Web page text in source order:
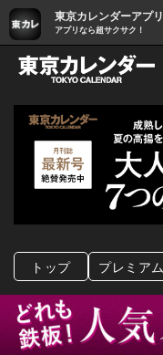
東京カレンダーアプリ
アプリなら超サクサク！
トップ プレミアム